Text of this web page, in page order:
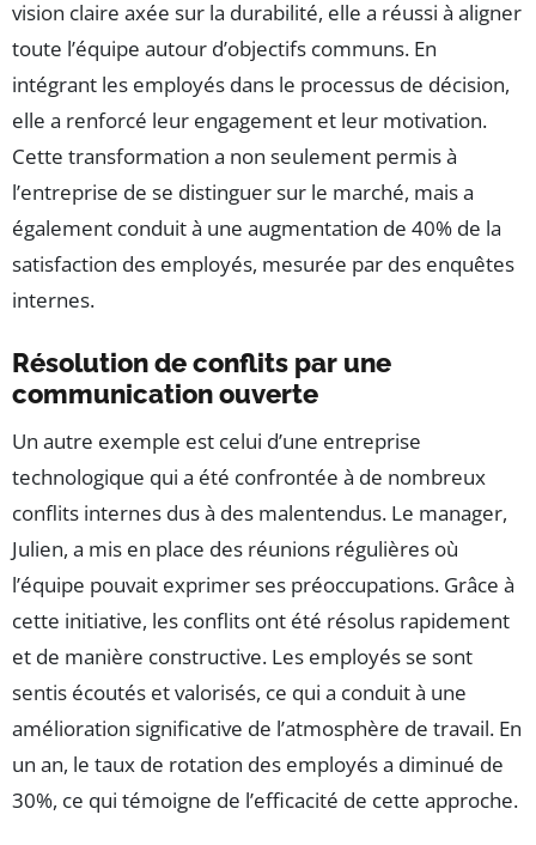
vision claire axée sur la durabilité, elle a réussi à aligner
toute l’équipe autour d’objectifs communs. En
intégrant les employés dans le processus de décision,
elle a renforcé leur engagement et leur motivation.
Cette transformation a non seulement permis à
l’entreprise de se distinguer sur le marché, mais a
également conduit à une augmentation de 40% de la
satisfaction des employés, mesurée par des enquêtes
internes.
Résolution de conflits par une
communication ouverte
Un autre exemple est celui d’une entreprise
technologique qui a été confrontée à de nombreux
conflits internes dus à des malentendus. Le manager,
Julien, a mis en place des réunions régulières où
l’équipe pouvait exprimer ses préoccupations. Grâce à
cette initiative, les conflits ont été résolus rapidement
et de manière constructive. Les employés se sont
sentis écoutés et valorisés, ce qui a conduit à une
amélioration significative de l’atmosphère de travail. En
un an, le taux de rotation des employés a diminué de
30%, ce qui témoigne de l’efficacité de cette approche.